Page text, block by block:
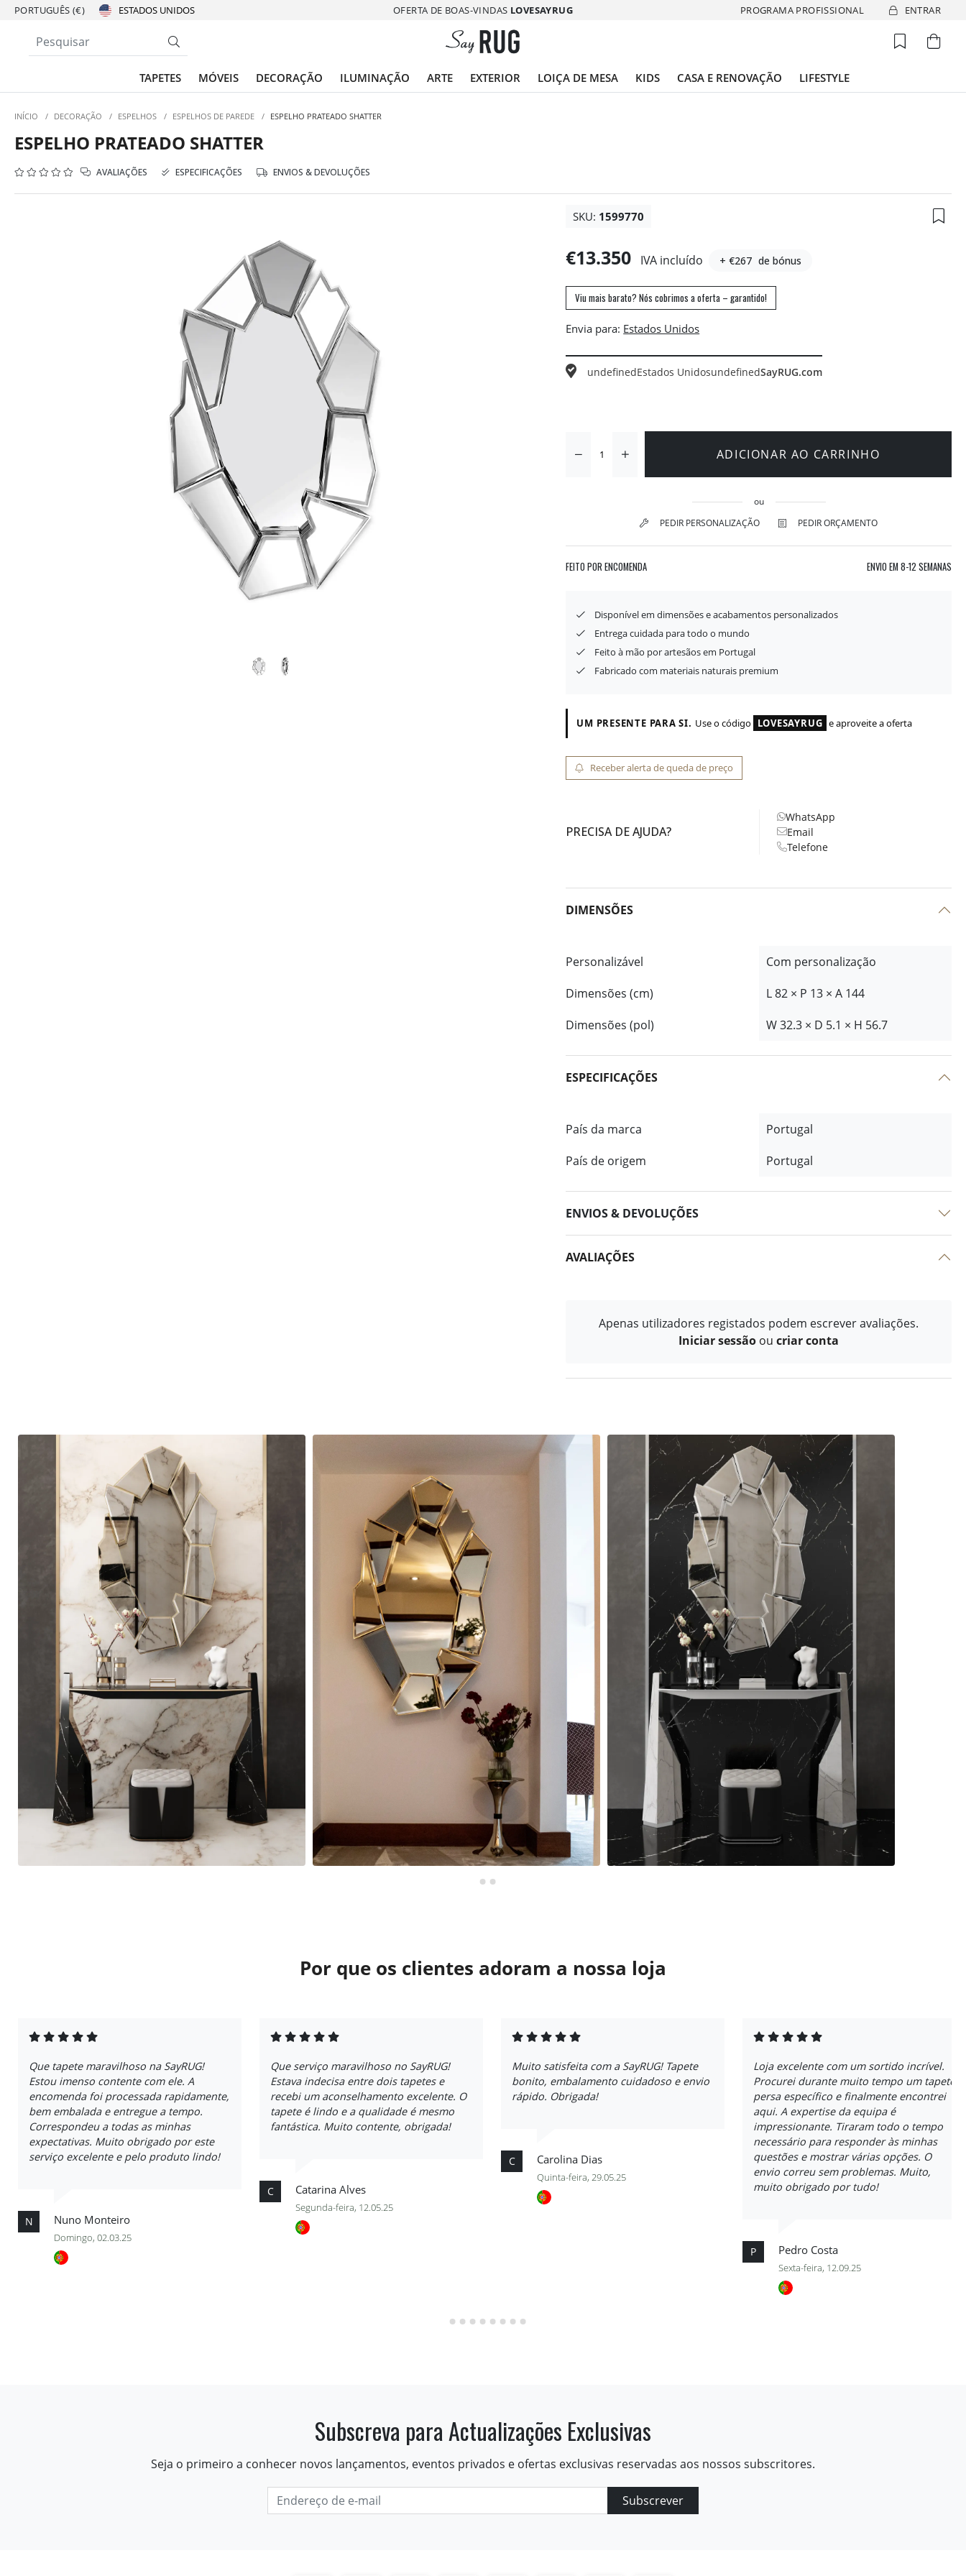
PORTUGUÊS (€) OFERTA DE BOAS-VINDAS LOVESAYRUG PROGRAMA PROFISSIONAL ENTRAR
TAPETES MÓVEIS DECORAÇÃO ILUMINAÇÃO ARTE EXTERIOR LOIÇA DE MESA KIDS CASA E RENOVAÇÃO LIFESTYLE
INÍCIO / DECORAÇÃO / ESPELHOS / ESPELHOS DE PAREDE / ESPELHO PRATEADO SHATTER
ESPELHO PRATEADO SHATTER
AVALIAÇÕES ESPECIFICAÇÕES ENVIOS & DEVOLUÇÕES
SKU: 1599770
€13.350 IVA incluído + €267 de bónus
Viu mais barato? Nós cobrimos a oferta – garantido!
Envia para:
undefinedEstados UnidosundefinedSayRUG.com
ADICIONAR AO CARRINHO
ou
PEDIR PERSONALIZAÇÃO
PEDIR ORÇAMENTO
FEITO POR ENCOMENDA ENVIO EM 8-12 SEMANAS
Disponível em dimensões e acabamentos personalizados
Entrega cuidada para todo o mundo
Feito à mão por artesãos em Portugal
Fabricado com materiais naturais premium
UM PRESENTE PARA SI. Use o código LOVESAYRUG e aproveite a oferta
Receber alerta de queda de preço
PRECISA DE AJUDA?
WhatsApp
Email
Telefone
DIMENSÕES
Personalizável
Com personalização
Dimensões (cm)
L 82 × P 13 × A 144
Dimensões (pol)
W 32.3 × D 5.1 × H 56.7
ESPECIFICAÇÕES
País da marca
Portugal
País de origem
Portugal
ENVIOS & DEVOLUÇÕES
AVALIAÇÕES
Apenas utilizadores registados podem escrever avaliações.
Iniciar sessão ou criar conta
Por que os clientes adoram a nossa loja
Que tapete maravilhoso na SayRUG!
Estou imenso contente com ele. A
encomenda foi processada rapidamente,
bem embalada e entregue a tempo.
Correspondeu a todas as minhas
expectativas. Muito obrigado por este
serviço excelente e pelo produto lindo!
N Nuno Monteiro
Domingo, 02.03.25
Que serviço maravilhoso no SayRUG!
Estava indecisa entre dois tapetes e
recebi um aconselhamento excelente. O
tapete é lindo e a qualidade é mesmo
fantástica. Muito contente, obrigada!
C Catarina Alves
Segunda-feira, 12.05.25
Muito satisfeita com a SayRUG! Tapete
bonito, embalamento cuidadoso e envio
rápido. Obrigada!
C Carolina Dias
Quinta-feira, 29.05.25
Loja excelente com um sortido incrível.
Procurei durante muito tempo um tapete
persa específico e finalmente encontrei
aqui. A expertise da equipa é
impressionante. Tiraram todo o tempo
necessário para responder às minhas
questões e mostrar várias opções. O
envio correu sem problemas. Muito,
muito obrigado por tudo!
P Pedro Costa
Sexta-feira, 12.09.25
Subscreva para Actualizações Exclusivas
Seja o primeiro a conhecer novos lançamentos, eventos privados e ofertas exclusivas reservadas aos nossos subscritores.
Subscrever